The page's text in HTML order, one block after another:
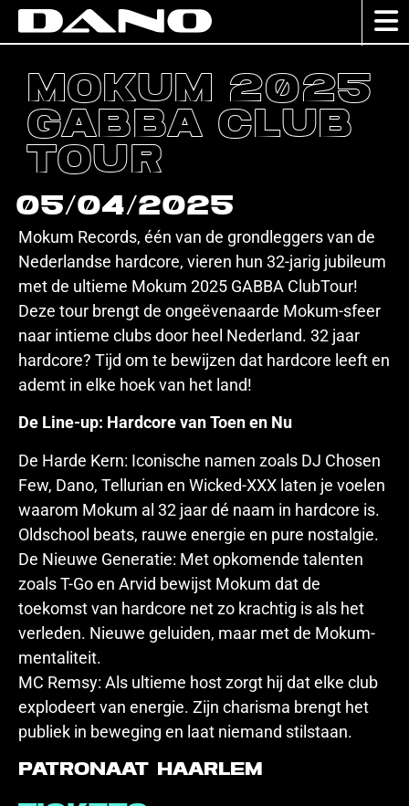
Mokum 2025
Gabba Club
Tour
05/04/2025
Mokum Records, één van de grondleggers van de
Nederlandse hardcore, vieren hun 32-jarig jubileum
met de ultieme Mokum 2025 GABBA ClubTour!
Deze tour brengt de ongeëvenaarde Mokum-sfeer
naar intieme clubs door heel Nederland. 32 jaar
hardcore? Tijd om te bewijzen dat hardcore leeft en
ademt in elke hoek van het land!
De Line-up: Hardcore van Toen en Nu
De Harde Kern: Iconische namen zoals DJ Chosen
Few, Dano, Tellurian en Wicked-XXX laten je voelen
waarom Mokum al 32 jaar dé naam in hardcore is.
Oldschool beats, rauwe energie en pure nostalgie.
De Nieuwe Generatie: Met opkomende talenten
zoals T-Go en Arvid bewijst Mokum dat de
toekomst van hardcore net zo krachtig is als het
verleden. Nieuwe geluiden, maar met de Mokum-
mentaliteit.
MC Remsy: Als ultieme host zorgt hij dat elke club
explodeert van energie. Zijn charisma brengt het
publiek in beweging en laat niemand stilstaan.
Patronaat Haarlem